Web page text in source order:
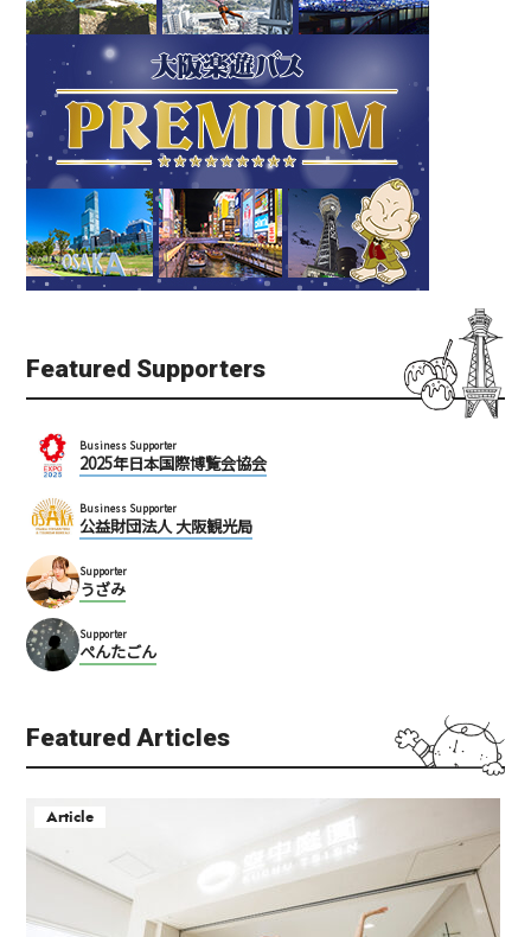
Featured Supporters
Business Supporter
2025年日本国際博覧会協会
Business Supporter
公益財団法人 大阪観光局
Supporter
うざみ
Supporter
ぺんたごん
Featured Articles
Article